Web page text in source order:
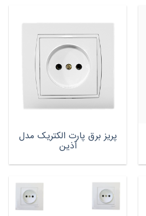
پریز برق پارت الکتریک مدل
آذین